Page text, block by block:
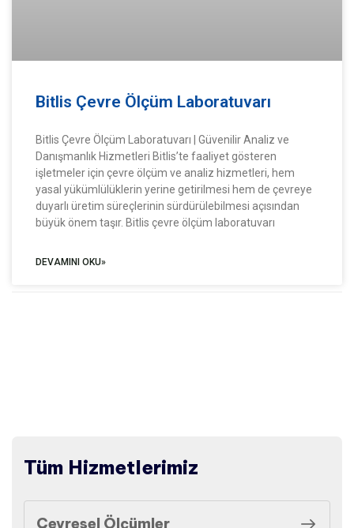
Bitlis Çevre Ölçüm Laboratuvarı
Bitlis Çevre Ölçüm Laboratuvarı | Güvenilir Analiz ve
Danışmanlık Hizmetleri Bitlis’te faaliyet gösteren
işletmeler için çevre ölçüm ve analiz hizmetleri, hem
yasal yükümlülüklerin yerine getirilmesi hem de çevreye
duyarlı üretim süreçlerinin sürdürülebilmesi açısından
büyük önem taşır. Bitlis çevre ölçüm laboratuvarı
DEVAMINI OKU»
Tüm Hizmetlerimiz
Çevresel Ölçümler